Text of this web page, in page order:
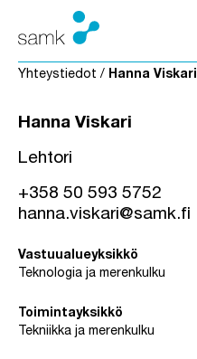
Siirry sisältöön
Yhteystiedot / Hanna Viskari
Hanna Viskari
Lehtori
+358 50 593 5752
hanna.viskari@samk.fi
Vastuualueyksikkö
Teknologia ja merenkulku
Toimintayksikkö
Tekniikka ja merenkulku